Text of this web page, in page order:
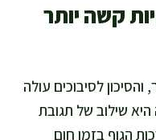
קשה יותר
לסיבוכים עולה
שילוב של תגובת
הגוף בזמן חום